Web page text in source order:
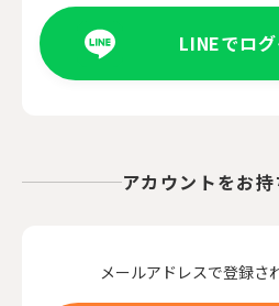
LINEでロ
アカウントをお
メールアドレスで登録さ